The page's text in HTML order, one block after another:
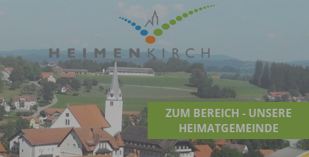
ZUM BEREICH - UNSERE
HEIMATGEMEINDE